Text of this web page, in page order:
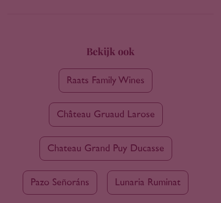
Bekijk ook
Raats Family Wines
Château Gruaud Larose
Chateau Grand Puy Ducasse
Pazo Señoráns Lunaria Ruminat